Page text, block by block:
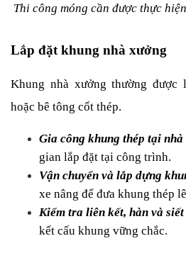
Thi công móng cần được thực
Lắp đặt khung nhà xưởng
Khung nhà xưởng thường được
hoặc bê tông cốt thép.
Gia công khung thép tại nhà
gian lắp đặt tại công trình.
Vận chuyển và lắp dựng
xe nâng để đưa khung thép
Kiểm tra liên kết, hàn và
kết cấu khung vững chắc.